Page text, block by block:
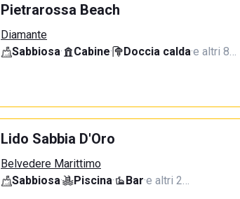
Pietrarossa Beach
Diamante
Sabbiosa· Cabine· Doccia calda·e altri 8…
Lido Sabbia D'Oro
Belvedere Marittimo
Sabbiosa· Piscina· Bar·e altri 2…